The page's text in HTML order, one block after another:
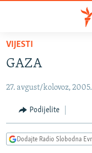
Pređite
glavni
Pređite
Pređite
SRBIJA
KOSOVO
VIZUELNO
VIJESTI
GAZA
27. avgust/kolovoz, 2005.
Podijelite
Dodajte Radio Slobodna